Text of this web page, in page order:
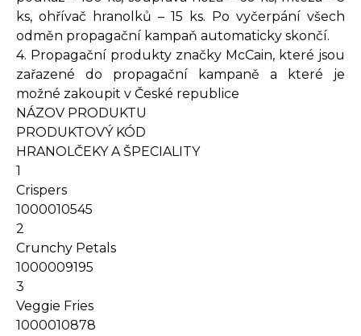
ks, ohřívač hranolků – 15 ks. Po vyčerpání všech
odměn propagační kampaň automaticky skončí.
4. Propagační produkty značky McCain, které jsou
zařazené do propagační kampaně a které je
možné zakoupit v České republice
NÁZOV PRODUKTU
PRODUKTOVÝ KÓD
HRANOLČEKY A ŠPECIALITY
1
Crispers
1000010545
2
Crunchy Petals
1000009195
3
Veggie Fries
1000010878